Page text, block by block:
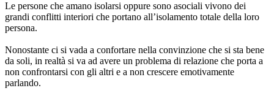
Le persone che amano isolarsi oppure sono asociali vivono dei
grandi conflitti interiori che portano all’isolamento totale della loro
persona.
Nonostante ci si vada a confortare nella convinzione che si sta bene
da soli, in realtà si va ad avere un problema di relazione che porta a
non confrontarsi con gli altri e a non crescere emotivamente
parlando.